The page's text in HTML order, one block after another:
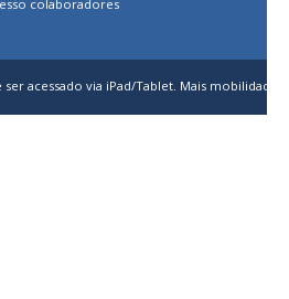
colaboradores
acessado via iPad/Tablet. Mais mobilidade